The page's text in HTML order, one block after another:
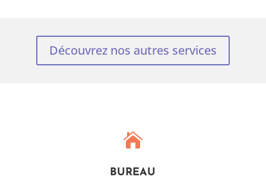
Découvrez nos autres services

BUREAU